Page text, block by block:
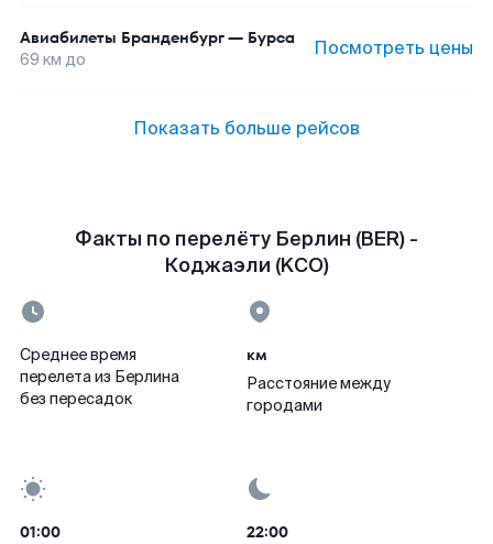
Авиабилеты Бранденбург— Бурса
69 км до Посмотреть цены
Показать больше рейсов
Факты по перелёту Берлин (BER) -
Коджаэли (KCO)
Среднее время
перелета из Берлина
без пересадок
км
Расстояние между
городами
01:00 22:00